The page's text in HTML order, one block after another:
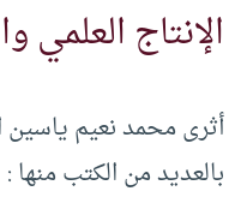
الإنتاج العلمي
أثرى محمد نعيم ياسين
بالعديد من الكتب منها :